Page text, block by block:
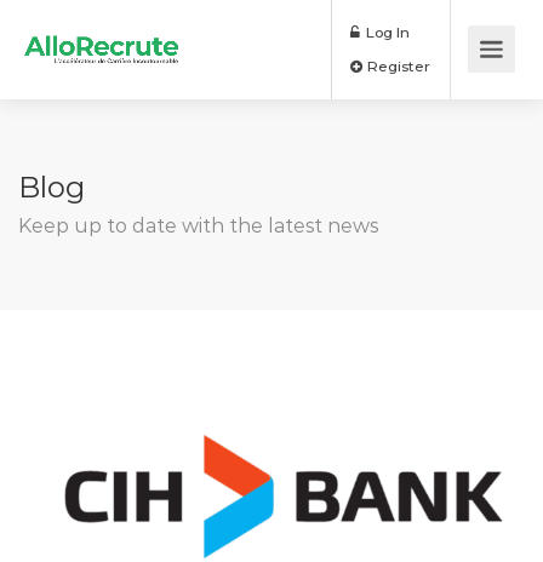
Log In
Blog
Keep up to date with the latest news